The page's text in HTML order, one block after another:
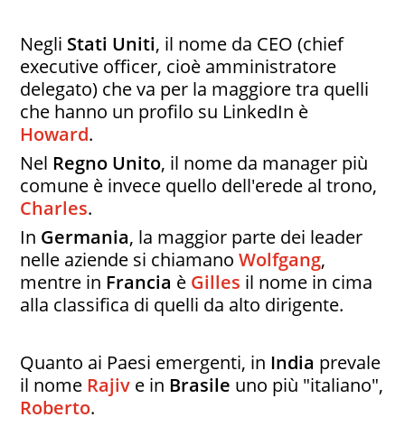
Negli Stati Uniti, il nome da CEO (chief
executive officer, cioè amministratore
delegato) che va per la maggiore tra quelli
che hanno un profilo su LinkedIn è
Howard.
Nel Regno Unito, il nome da manager più
comune è invece quello dell'erede al trono,
Charles.
In Germania, la maggior parte dei leader
nelle aziende si chiamanoWolfgang,
mentre in Francia è Gilles il nome in cima
alla classifica di quelli da alto dirigente.
Quanto ai Paesi emergenti, in India prevale
il nome Rajiv e in Brasile uno più "italiano",
Roberto.